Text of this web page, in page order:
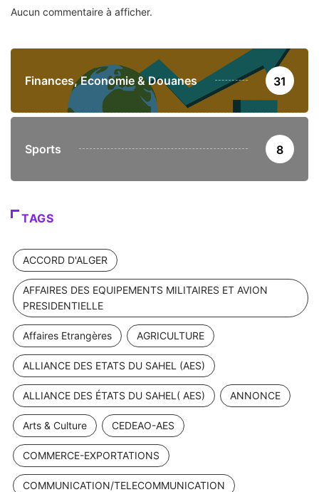
Aucun commentaire à afficher.
Finances, Economie & Douanes 31
Sports 8
TAGS
ACCORD D'ALGER
AFFAIRES DES EQUIPEMENTS MILITAIRES ET AVION
PRESIDENTIELLE
Affaires Etrangères AGRICULTURE
ALLIANCE DES ETATS DU SAHEL (AES)
ALLIANCE DES ÉTATS DU SAHEL( AES) ANNONCE
Arts & Culture CEDEAO-AES
COMMERCE-EXPORTATIONS
COMMUNICATION/TELECOMMUNICATION